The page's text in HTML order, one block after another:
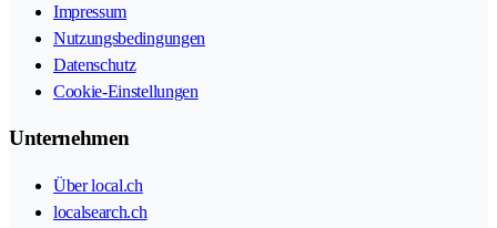
Impressum
Nutzungsbedingungen
Datenschutz
Cookie-Einstellungen
Unternehmen
Über local.ch
localsearch.ch